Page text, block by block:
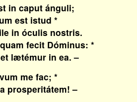
caput ánguli;
est istud *
in óculis nostris.
fecit Dóminus: *
lætémur in ea. –
me fac; *
–